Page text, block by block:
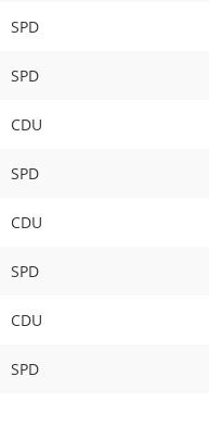
SPD
SPD
CDU
SPD
CDU
SPD
CDU
SPD